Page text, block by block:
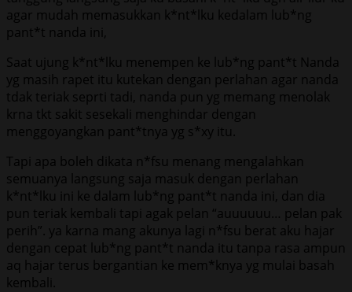
agar mudah memasukkan k*nt*lku kedalam lub*ng
pant*t nanda ini,
Saat ujung k*nt*lku menempen ke lub*ng pant*t Nanda
yg masih rapet itu kutekan dengan perlahan agar nanda
tdak teriak seprti tadi, nanda pun yg memang menolak
krna tkt sakit sesekali menghindar dengan
menggoyangkan pant*tnya yg s*xy itu.
Tapi apa boleh dikata n*fsu menang mengalahkan
semuanya langsung saja masuk dengan perlahan
k*nt*lku ini ke dalam lub*ng pant*t nanda ini, dan dia
pun teriak kembali tapi agak pelan “auuuuuu… pelan pak
perih”. ya karna mang akunya lagi n*fsu berat aku hajar
dengan cepat lub*ng pant*t nanda itu tanpa rasa ampun
aq hajar terus bergantian ke mem*knya yg mulai basah
kembali.